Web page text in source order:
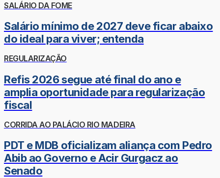
SALÁRIO DA FOME
Salário mínimo de 2027 deve ficar abaixo
do ideal para viver; entenda
REGULARIZAÇÃO
Refis 2026 segue até final do ano e
amplia oportunidade para regularização
fiscal
CORRIDA AO PALÁCIO RIO MADEIRA
PDT e MDB oficializam aliança com Pedro
Abib ao Governo e Acir Gurgacz ao
Senado